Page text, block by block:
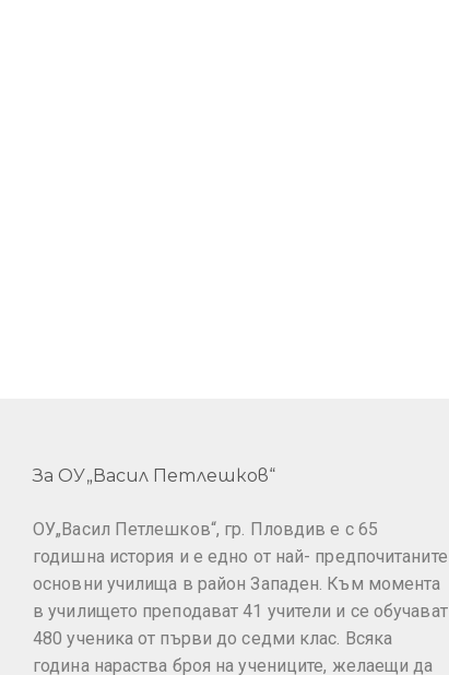
За ОУ„Васил Петлешков“
ОУ„Васил Петлешков“, гр. Пловдив е с 65
годишна история и е едно от най- предпочитаните
основни училища в район Западен. Към момента
в училището преподават 41 учители и се обучават
480 ученика от първи до седми клас. Всяка
година нараства броя на учениците, желаещи да